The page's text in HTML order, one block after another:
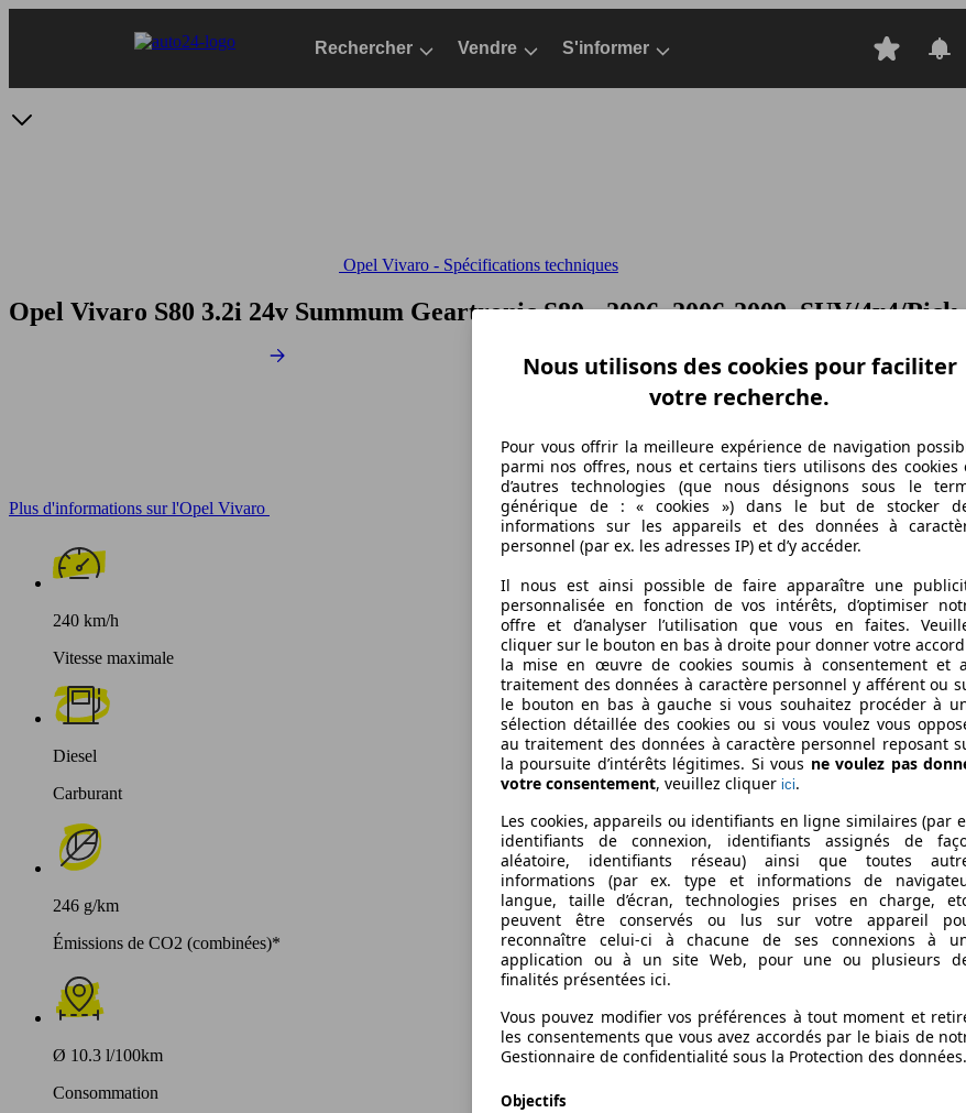
Rechercher Vendre S'informer
Opel Vivaro - Spécifications techniques
Opel Vivaro S80 3.2i 24v Summum GeartronicS80 - 2006, 2006-2009, SUV/4x4/
Plus d'informations sur l'Opel Vivaro
240 km/h
Vitesse maximale
Diesel
Carburant
246 g/km
Émissions de CO2 (combinées)*
Ø 10.3 l/100km
Consommation
Nous utilisons des cookies pour faciliter
votre recherche.
Pour vous offrir la meilleure expérience de navigation
parmi nos offres, nous et certains tiers utilisons des cookies
d’autres technologies (que nous désignons sous le
générique de : « cookies ») dans le but de stocker
informations sur les appareils et des données à
personnel (par ex. les adresses IP) et d’y accéder.
Il nous est ainsi possible de faire apparaître une
personnalisée en fonction de vos intérêts, d’optimiser
offre et d’analyser l’utilisation que vous en faites.
cliquer sur le bouton en bas à droite pour donner votre
la mise en œuvre de cookies soumis à consentement et
traitement des données à caractère personnel y afférent ou
le bouton en bas à gauche si vous souhaitez procéder à
sélection détaillée des cookies ou si vous voulez vous
au traitement des données à caractère personnel reposant
la poursuite d’intérêts légitimes. Si vous ne voulez pas
votre consentement, veuillez cliquer ici.
Les cookies, appareils ou identifiants en ligne similaires (par
identifiants de connexion, identifiants assignés de
aléatoire, identifiants réseau) ainsi que toutes
informations (par ex. type et informations de
langue, taille d’écran, technologies prises en charge,
peuvent être conservés ou lus sur votre appareil
reconnaître celui-ci à chacune de ses connexions à
application ou à un site Web, pour une ou plusieurs
finalités présentées ici.
Vous pouvez modifier vos préférences à tout moment et
les consentements que vous avez accordés par le biais de
Gestionnaire de confidentialité sous la Protection des données.
Objectifs